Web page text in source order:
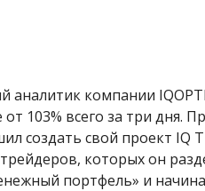
компании
103% всего за три дня.
создать свой проект IQ
которых он
портфель» и